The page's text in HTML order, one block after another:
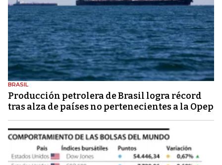
BRASIL
Producción petrolera de Brasil logra récord
tras alza de países no pertenecientes a la Opep